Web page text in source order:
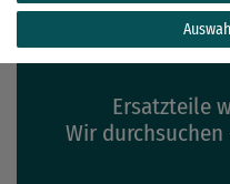
Ersatzteile
Wir durchsuchen